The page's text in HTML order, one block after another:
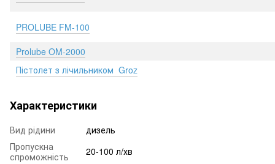
PROLUBE FM-100
Prolube OM-2000
Пістолет з лічильником Groz
Характеристики
Вид рідини
дизель
Пропускна
спроможність
20-100 л/хв